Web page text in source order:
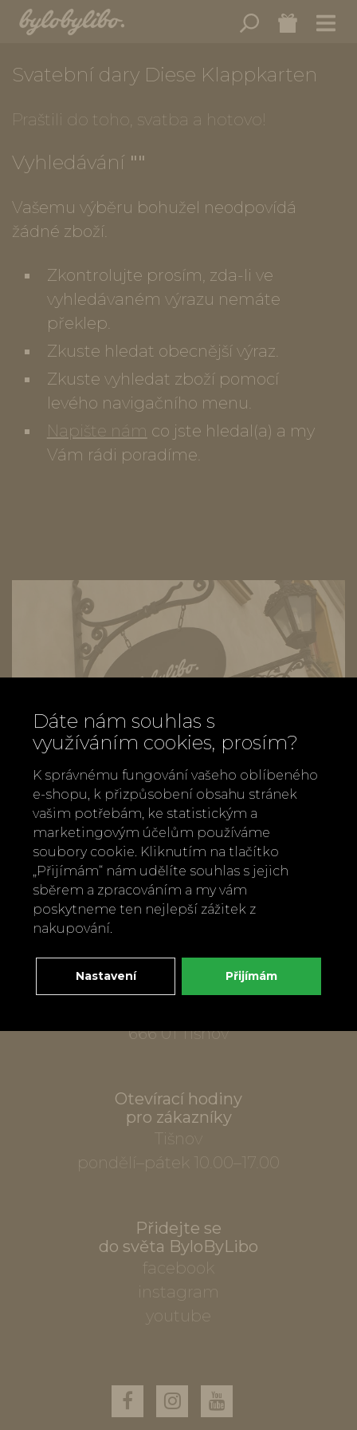
Svatební dary Diese Klappkarten
Praštili do toho, svatba a hotovo!
Vyhledávání ""
Vašemu výběru bohužel neodpovídá
žádné zboží.
Zkontrolujte prosím, zda-li ve
vyhledávaném výrazu nemáte
překlep.
Zkuste hledat obecnější výraz.
Zkuste vyhledat zboží pomocí
levého navigačního menu.
Napište nám co jste hledal(a) a my
Vám rádi poradíme.
Zavolejte nám
+420 737 886 915
Napište nám
info@bylobylibo.cz
Setkejme se:
666 01 Tišnov
Otevírací hodiny
pro zákazníky
Tišnov
pondělí–pátek 10.00–17.00
Přidejte se
do světa ByloByLibo
facebook
instagram
youtube
Dáte nám souhlas s
využíváním cookies, prosím?
K správnému fungování vašeho oblíbeného
e-shopu, k přizpůsobení obsahu stránek
vašim potřebám, ke statistickým a
marketingovým účelům používáme
soubory cookie. Kliknutím na tlačítko
„Přijímám“ nám udělíte souhlas s jejich
sběrem a zpracováním a my vám
poskytneme ten nejlepší zážitek z
nakupování.
Nastavení Přijímám